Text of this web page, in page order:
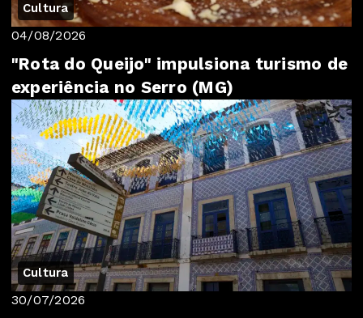
Cultura
04/08/2026
"Rota do Queijo" impulsiona turismo de
experiência no Serro (MG)
Cultura
30/07/2026